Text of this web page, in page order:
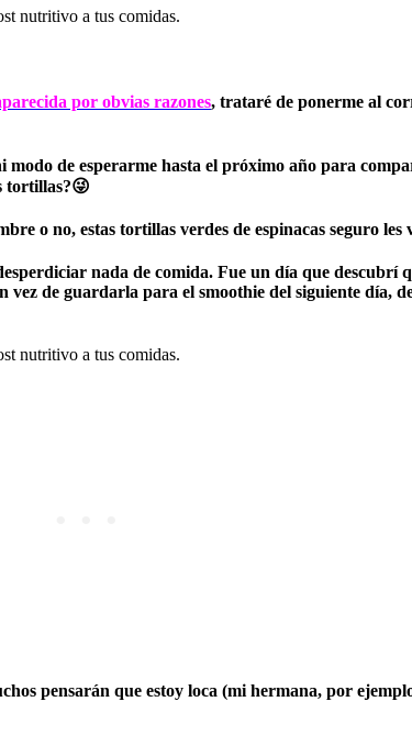
por obvias razones, trataré de ponerme al
de esperarme hasta el próximo año para
tortillas?😜
o no, estas tortillas verdes de espinacas seguro
nada de comida. Fue un día que
de guardarla para el smoothie del siguiente día,
pensarán que estoy loca (mi hermana, por